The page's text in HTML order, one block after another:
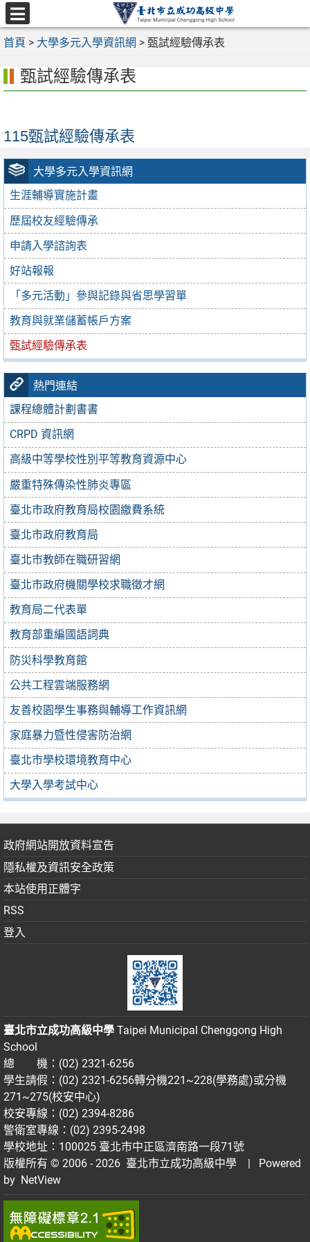
跳
至
主
容
選
單
首頁 > 大學多元入學資訊網 > 甄試經驗傳承表
大學多元入學資訊網
生涯輔導實施計畫
歷屆校友經驗傳承
申請入學諮詢表
好站報報
「多元活動」參與記錄與省思學習單
教育與就業儲蓄帳戶方案
甄試經驗傳承表
熱門連結
課程總體計劃書書
CRPD 資訊網
高級中等學校性別平等教育資源中心
嚴重特殊傳染性肺炎專區
臺北市政府教育局校園繳費系統
臺北市政府教育局
臺北市教師在職研習網
臺北市政府機關學校求職徵才網
教育局二代表單
教育部重編國語詞典
防災科學教育館
公共工程雲端服務網
友善校園學生事務與輔導工作資訊網
家庭暴力暨性侵害防治網
臺北市學校環境教育中心
大學入學考試中心
甄試經驗傳承表
115甄試經驗傳承表
政府網站開放資料宣告
隱私權及資訊安全政策
本站使用正體字
RSS
登入
臺北市立成功高級中學 Taipei Municipal Chenggong High
School
總 機：(02) 2321-6256
學生請假：(02) 2321-6256轉分機221~228(學務處)或分機
271~275(校安中心)
校安專線：(02) 2394-8286
警衛室專線：(02) 2395-2498
學校地址：100025 臺北市中正區濟南路一段71號
版權所有 © 2006 - 2026 臺北市立成功高級中學
| Powered
by NetView